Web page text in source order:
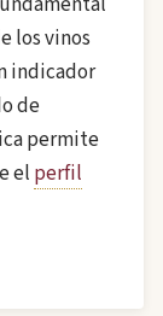
los vinos
indicador
de
permite
el perfil